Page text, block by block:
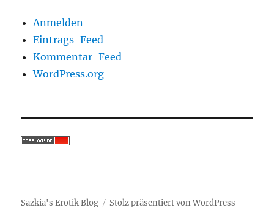
Anmelden
Eintrags-Feed
Kommentar-Feed
WordPress.org
Sazkia's Erotik Blog Stolz präsentiert von WordPress